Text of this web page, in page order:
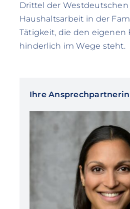
Drittel der Westdeutschen
Haushaltsarbeit in der
Tätigkeit, die den eigenen
hinderlich im Wege steht.
Ihre Ansprechpartnerin